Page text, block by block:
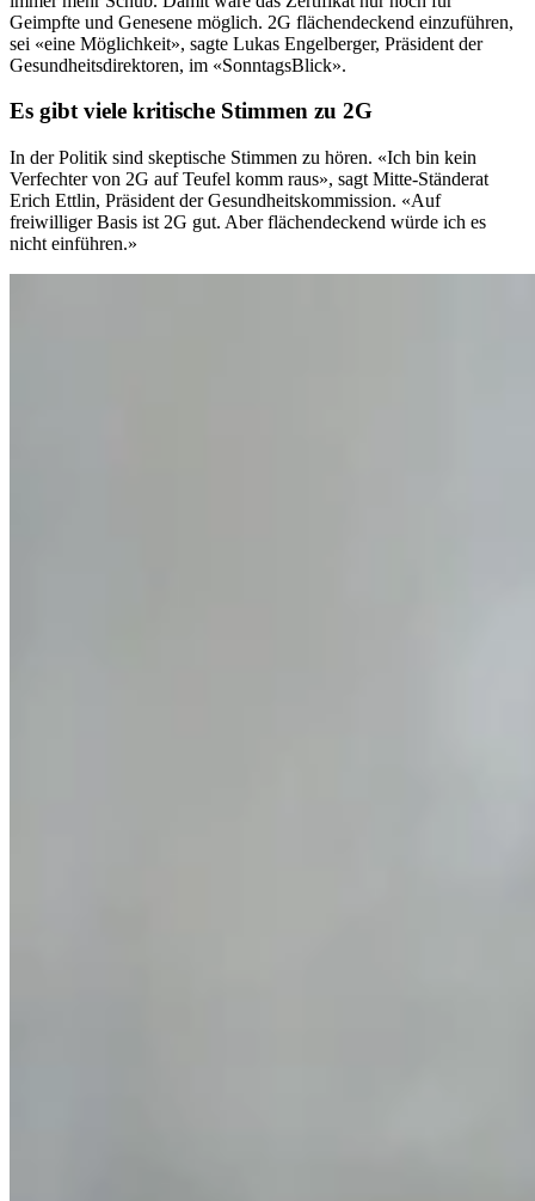
Geimpfte und Genesene möglich. 2G flächendeckend einzuführen,
sei «eine Möglichkeit», sagte Lukas Engelberger, Präsident der
Gesundheitsdirektoren, im «SonntagsBlick».
Es gibt viele kritische Stimmen zu 2G
In der Politik sind skeptische Stimmen zu hören. «Ich bin kein
Verfechter von 2G auf Teufel komm raus», sagt Mitte-Ständerat
Erich Ettlin, Präsident der Gesundheitskommission. «Auf
freiwilliger Basis ist 2G gut. Aber flächendeckend würde ich es
nicht einführen.»